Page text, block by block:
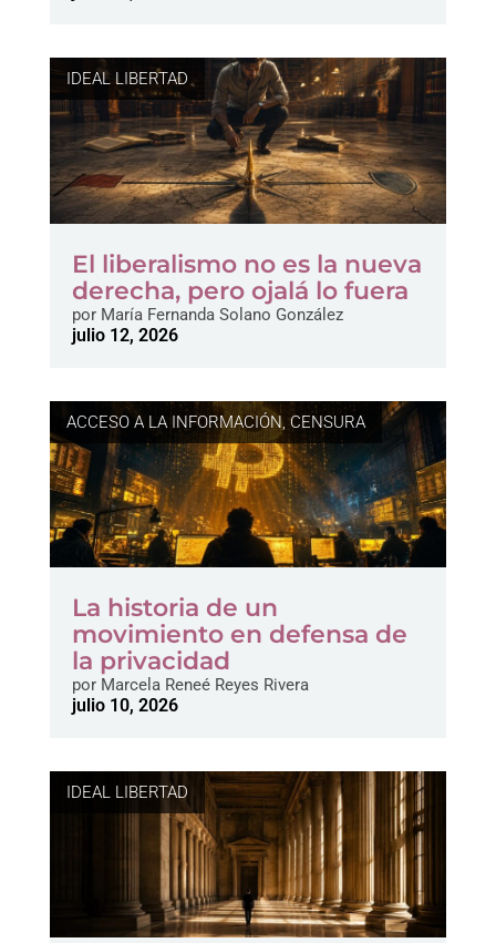
IDEAL LIBERTAD
El liberalismo no es la nueva
derecha, pero ojalá lo fuera
porMaría Fernanda Solano González
julio 12, 2026
ACCESO A LA INFORMACIÓN,CENSURA
La historia de un
movimiento en defensa de
la privacidad
porMarcela Reneé Reyes Rivera
julio 10, 2026
IDEAL LIBERTAD